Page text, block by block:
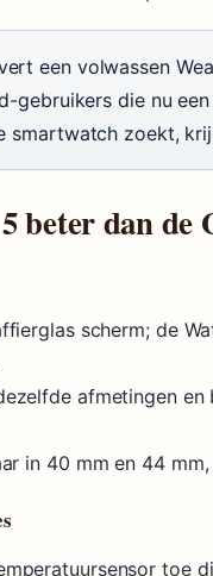
een volwassen
gebruikers die nu
smartwatch zoekt,
beter dan de
scherm; de
afmetingen
in 40 mm en 44
toe